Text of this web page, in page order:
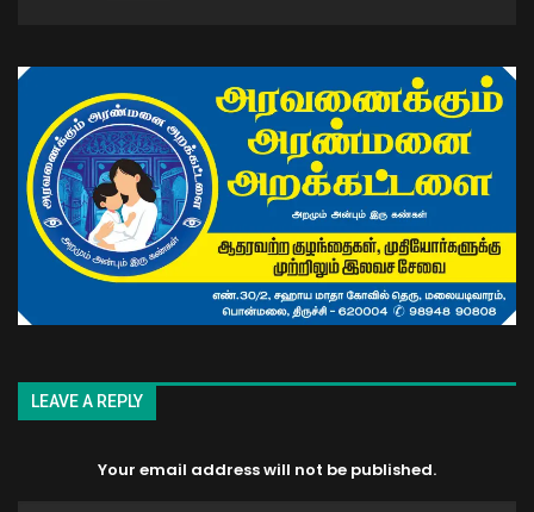
LEAVE A REPLY
Your email address will not be published.